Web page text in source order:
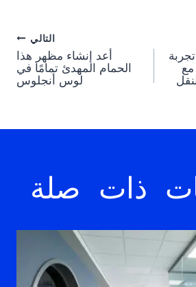
مع
التالي
أعد إنشاء مظهر هذا
الحمام المهدئ تمامًا في
لوس أنجلوس
ذات صلة